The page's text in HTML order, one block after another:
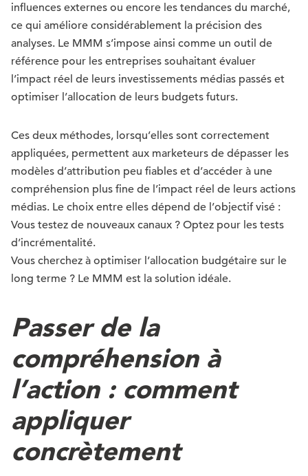
influences externes ou encore les tendances du marché,
ce qui améliore considérablement la précision des
analyses. Le MMM s’impose ainsi comme un outil de
référence pour les entreprises souhaitant évaluer
l’impact réel de leurs investissements médias passés et
optimiser l’allocation de leurs budgets futurs.
Ces deux méthodes, lorsqu’elles sont correctement
appliquées, permettent aux marketeurs de dépasser les
modèles d’attribution peu fiables et d’accéder à une
compréhension plus fine de l’impact réel de leurs actions
médias. Le choix entre elles dépend de l’objectif visé :
Vous testez de nouveaux canaux ? Optez pour les tests
d’incrémentalité.
Vous cherchez à optimiser l’allocation budgétaire sur le
long terme ? Le MMM est la solution idéale.
Passer de la
compréhension à
l’action : comment
appliquer
concrètement